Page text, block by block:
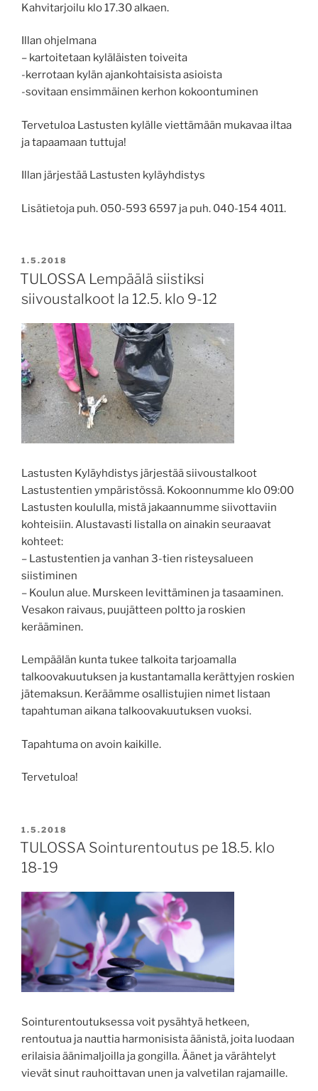
Kahvitarjoilu klo 17.30 alkaen.
Illan ohjelmana
– kartoitetaan kyläläisten toiveita
-kerrotaan kylän ajankohtaisista asioista
-sovitaan ensimmäinen kerhon kokoontuminen
Tervetuloa Lastusten kylälle viettämään mukavaa iltaa
ja tapaamaan tuttuja!
Illan järjestää Lastusten kyläyhdistys
Lisätietoja puh. 050-593 6597 ja puh. 040-154 4011.
JULKAISTU
1.5.2018
TULOSSA Lempäälä siistiksi
siivoustalkoot la 12.5. klo 9-12
Lastusten Kyläyhdistys järjestää siivoustalkoot
Lastustentien ympäristössä. Kokoonnumme klo 09:00
Lastusten koululla, mistä jakaannumme siivottaviin
kohteisiin. Alustavasti listalla on ainakin seuraavat
kohteet:
– Lastustentien ja vanhan 3-tien risteysalueen
siistiminen
– Koulun alue. Murskeen levittäminen ja tasaaminen.
Vesakon raivaus, puujätteen poltto ja roskien
kerääminen.
Lempäälän kunta tukee talkoita tarjoamalla
talkoovakuutuksen ja kustantamalla kerättyjen roskien
jätemaksun. Keräämme osallistujien nimet listaan
tapahtuman aikana talkoovakuutuksen vuoksi.
Tapahtuma on avoin kaikille.
Tervetuloa!
JULKAISTU
1.5.2018
TULOSSA Sointurentoutus pe 18.5. klo
18-19
Sointurentoutuksessa voit pysähtyä hetkeen,
rentoutua ja nauttia harmonisista äänistä, joita luodaan
erilaisia äänimaljoilla ja gongilla. Äänet ja värähtelyt
vievät sinut rauhoittavan unen ja valvetilan rajamaille.